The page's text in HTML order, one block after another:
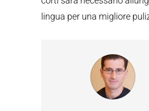
lingua per una migliore